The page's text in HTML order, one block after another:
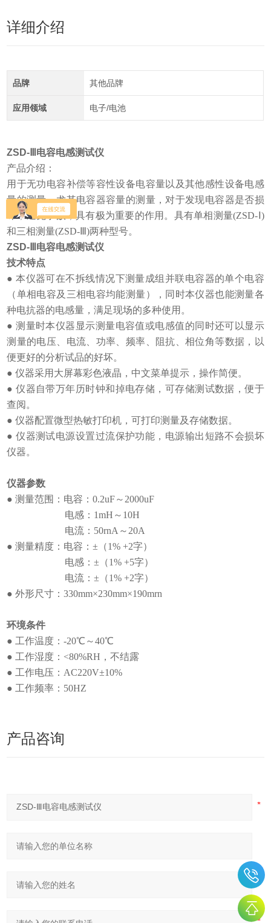
详细介绍
品牌 其他品牌
应用领域 电子/电池
ZSD-Ⅲ电容电感测试仪
产品介绍：
用于无功电容补偿等容性设备电容量以及其他感性设备电感
量的测量，尤其电容器容量的测量，对于发现电容器是否损
坏，避免事故，具有极为重要的作用。具有单相测量(ZSD-Ⅰ)
和三相测量(ZSD-Ⅲ)两种型号。
ZSD-Ⅲ电容电感测试仪
技术特点
● 本仪器可在不拆线情况下测量成组并联电容器的单个电容
（单相电容及三相电容均能测量），同时本仪器也能测量各
种电抗器的电感量，满足现场的多种使用。
● 测量时本仪器显示测量电容值或电感值的同时还可以显示
测量的电压、电流、功率、频率、阻抗、相位角等数据，以
便更好的分析试品的好坏。
● 仪器采用大屏幕彩色液晶，中文菜单提示，操作简便。
● 仪器自带万年历时钟和掉电存储，可存储测试数据，便于
查阅。
● 仪器配置微型热敏打印机，可打印测量及存储数据。
● 仪器测试电源设置过流保护功能，电源输出短路不会损坏
仪器。
仪器参数
● 测量范围：电容：0.2uF～2000uF
电感：1mH～10H
电流：50rnA～20A
● 测量精度：电容：±（1% +2字）
电感：±（1% +5字）
电流：±（1% +2字）
● 外形尺寸：330mm×230mm×190mrn
环境条件
● 工作温度：-20℃～40℃
● 工作湿度：<80%RH，不结露
● 工作电压：AC220V±10%
● 工作频率：50HZ
产品咨询